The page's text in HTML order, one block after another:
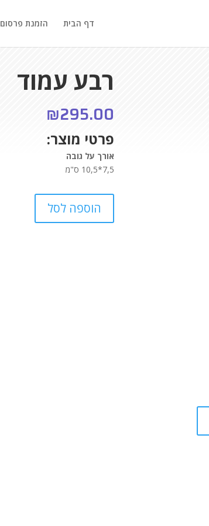
דף הבית הזמנת פרסום
רבע עמוד
₪295.00
פרטי מוצר:
אורך על גובה
7,5*10,5 ס"מ
הוספה לסל